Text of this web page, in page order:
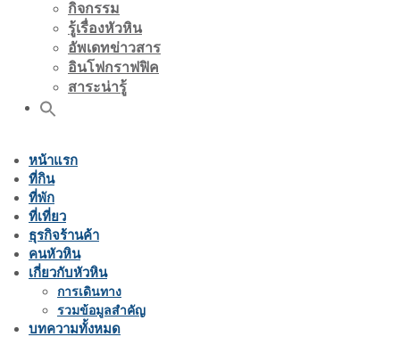
กิจกรรม
รู้เรื่องหัวหิน
อัพเดทข่าวสาร
อินโฟกราฟฟิค
สาระน่ารู้
หน้าแรก
ที่กิน
ที่พัก
ที่เที่ยว
ธุรกิจร้านค้า
คนหัวหิน
เกี่ยวกับหัวหิน
การเดินทาง
รวมข้อมูลสำคัญ
บทความทั้งหมด